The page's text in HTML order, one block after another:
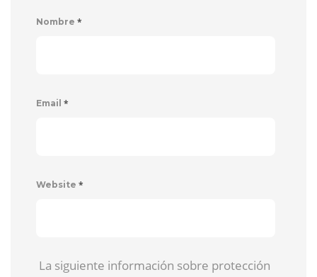
Nombre *
Email *
Website *
La siguiente información sobre protección